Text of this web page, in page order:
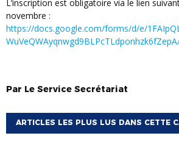
L’inscription est obligatoire via le lien suivant avant le 15
novembre :
https://docs.google.com/forms/d/e/
Par Le Service Secrétariat
ARTICLES LES PLUS LUS DANS CETTE